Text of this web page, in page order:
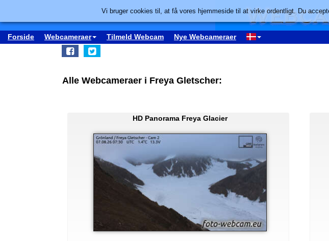
Forside Webcameraer Tilmeld Webcam Nye Webcameraer
Alle Webcameraer i Freya Gletscher:
HD Panorama Freya Glacier
Vi bruger cookies til, at få vores hjemmeside til at virke ordentligt. Du